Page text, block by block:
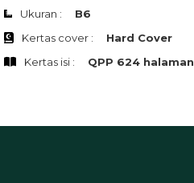
Ukuran :
B6
Kertas cover :
Hard Cover
Kertas isi :
QPP 624 halaman